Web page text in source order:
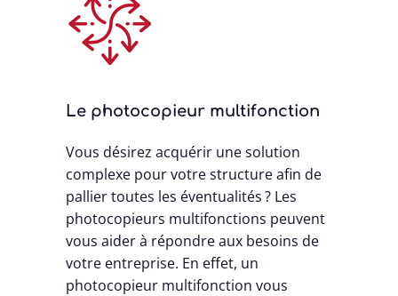
Le photocopieur multifonction
Vous désirez acquérir une solution
complexe pour votre structure afin de
pallier toutes les éventualités ? Les
photocopieurs multifonctions peuvent
vous aider à répondre aux besoins de
votre entreprise. En effet, un
photocopieur multifonction vous